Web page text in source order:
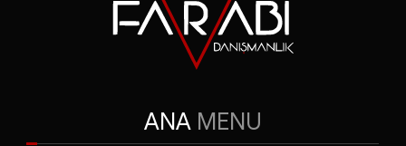
ANA MENU